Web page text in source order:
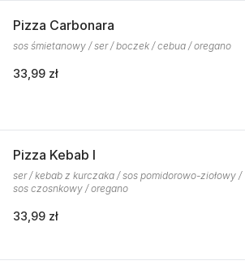
Pizza Carbonara
sos śmietanowy / ser / boczek / cebua / oregano
33,99 zł
Pizza Kebab I
ser / kebab z kurczaka / sos pomidorowo-ziołowy /
sos czosnkowy / oregano
33,99 zł